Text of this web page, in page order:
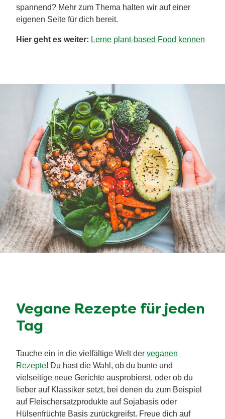
spannend? Mehr zum Thema halten wir auf einer
eigenen Seite für dich bereit.
Hier geht es weiter: Lerne plant-based Food kennen
Vegane Rezepte für jeden
Tag
Tauche ein in die vielfältige Welt der veganen
Rezepte! Du hast die Wahl, ob du bunte und
vielseitige neue Gerichte ausprobierst, oder ob du
lieber auf Klassiker setzt, bei denen du zum Beispiel
auf Fleischersatzprodukte auf Sojabasis oder
Hülsenfrüchte Basis zurückgreifst. Freue dich auf